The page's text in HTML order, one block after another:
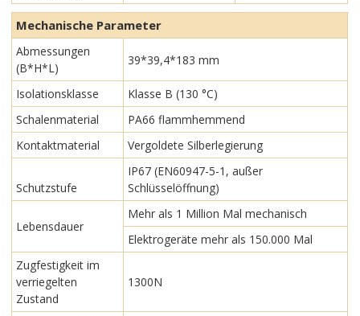
Mechanische Parameter
Abmessungen
(B*H*L)
39*39,4*183 mm
Isolationsklasse
Klasse B (130 °C)
Schalenmaterial
PA66 flammhemmend
Kontaktmaterial
Vergoldete Silberlegierung
Schutzstufe
IP67 (EN60947-5-1, außer
Schlüsselöffnung)
Lebensdauer
Mehr als 1 Million Mal mechanisch
Elektrogeräte mehr als 150.000 Mal
Zugfestigkeit im
verriegelten
Zustand
1300N